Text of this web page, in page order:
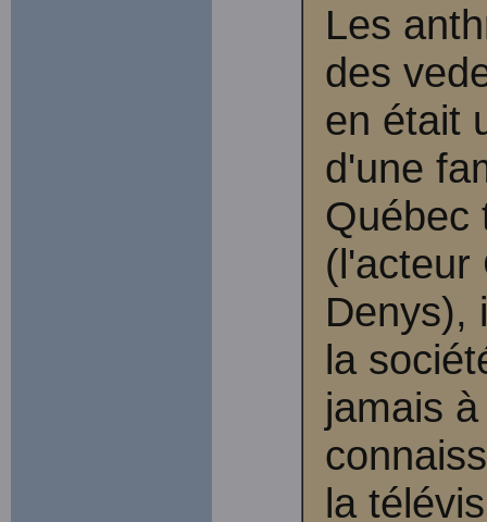
Les
des
en était
d'une
Québec
(l'acteur
Denys),
la
jamais
la